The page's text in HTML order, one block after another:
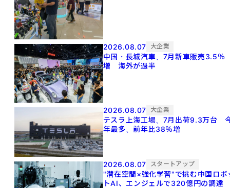
2026.08.07 大企業
中国・長城汽車、7月新車販売3.5％
増 海外が過半
2026.08.07 大企業
テスラ上海工場、7月出荷9.3万台
年最多、前年比38％増
2026.08.07 スタートアップ
"潜在空間×強化学習"で挑む中国ロボ
トAI、エンジェルで320億円の調達